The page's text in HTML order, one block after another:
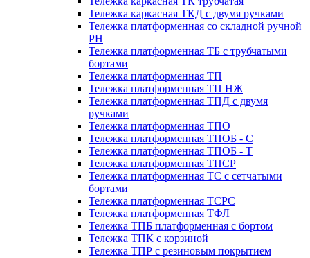
Тележка каркасная ТКД с двумя ручками
Тележка платформенная со складной ручной
PH
Тележка платформенная ТБ с трубчатыми
бортами
Тележка платформенная ТП
Тележка платформенная ТП НЖ
Тележка платформенная ТПД с двумя
ручками
Тележка платформенная ТПО
Тележка платформенная ТПОБ - С
Тележка платформенная ТПОБ - Т
Тележка платформенная ТПСР
Тележка платформенная ТС с сетчатыми
бортами
Тележка платформенная ТСРС
Тележка платформенная ТФЛ
Тележка ТПБ платформенная с бортом
Тележка ТПК с корзиной
Тележка ТПР с резиновым покрытием